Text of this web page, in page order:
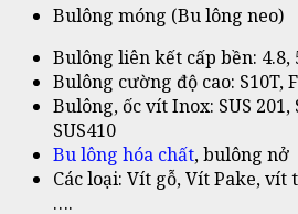
Bulông móng (Bu lông neo)
Bulông liên kết cấp bền: 4.8,
Bulông cường độ cao: S10T,
Bulông, ốc vít Inox: SUS 201,
SUS410
Bu lông hóa chất, bulông nở
Các loại: Vít gỗ, Vít Pake,
….